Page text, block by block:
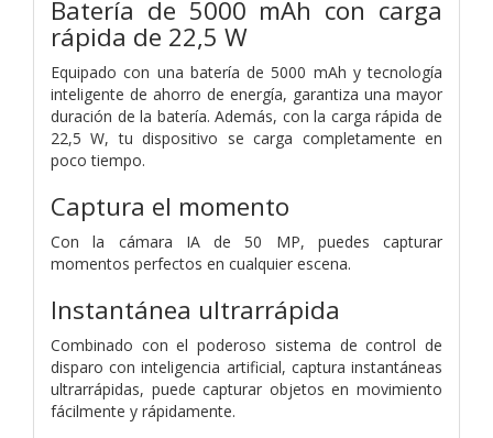
Batería de 5000 mAh con carga
rápida de 22,5 W
Equipado con una batería de 5000 mAh y tecnología
inteligente de ahorro de energía, garantiza una mayor
duración de la batería. Además, con la carga rápida de
22,5 W, tu dispositivo se carga completamente en
poco tiempo.
Captura el momento
Con la cámara IA de 50 MP, puedes capturar
momentos perfectos en cualquier escena.
Instantánea ultrarrápida
Combinado con el poderoso sistema de control de
disparo con inteligencia artificial, captura instantáneas
ultrarrápidas, puede capturar objetos en movimiento
fácilmente y rápidamente.